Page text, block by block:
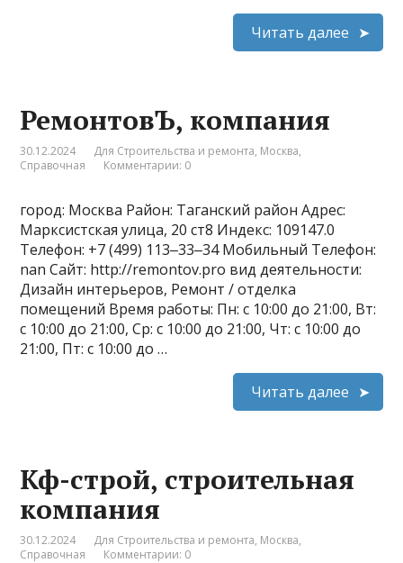
Читать далее
РемонтовЪ, компания
30.12.2024 Для Строительства и ремонта, Москва,
Справочная
Комментарии: 0
город: Москва Район: Таганский район Адрес:
Марксистская улица, 20 ст8 Индекс: 109147.0
Телефон: +7 (499) 113‒33‒34 Мобильный Телефон:
nan Сайт: http://remontov.pro вид деятельности:
Дизайн интерьеров, Ремонт / отделка
помещений Время работы: Пн: с 10:00 до 21:00, Вт:
с 10:00 до 21:00, Ср: с 10:00 до 21:00, Чт: с 10:00 до
21:00, Пт: с 10:00 до …
Читать далее
Кф-строй, строительная
компания
30.12.2024 Для Строительства и ремонта, Москва,
Справочная
Комментарии: 0